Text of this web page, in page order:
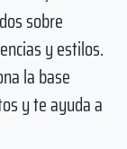
sobre
y estilos.
la base
y te ayuda a